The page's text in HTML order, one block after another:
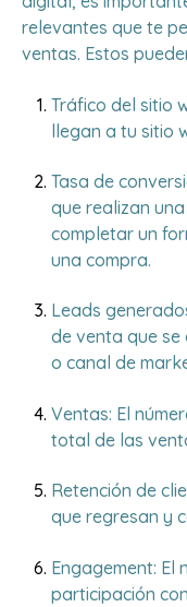
relevantes que te
ventas. Estos
Tráfico del sitio
llegan a tu sitio
Tasa de
que realizan
completar un
una compra.
Leads
de venta que
o canal de
Ventas: El
total de las
Retención de
que regresan y
Engagement: El
participación